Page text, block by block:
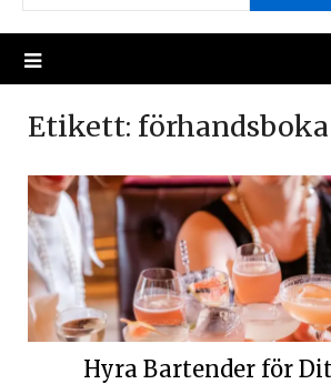
Etikett:
Hyra Bartender för